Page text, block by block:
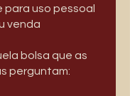
uso pessoal
venda
bolsa que as
perguntam: